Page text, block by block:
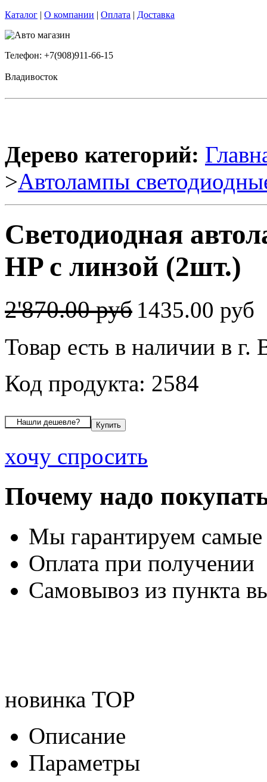
Каталог | О компании | Оплата | Доставка
Телефон: +7(908)911-66-15
Владивосток
Дерево категорий:
>Автолампы
Светодиодная
HP с линзой (2шт.)
2'870.00 руб 1435.00 руб
Товар есть в наличии в г.
Код продукта: 2584
хочу спросить
Почему надо
Мы гарантируем
Оплата при получении
Самовывоз из пункта
новинка TOP
Описание
Параметры